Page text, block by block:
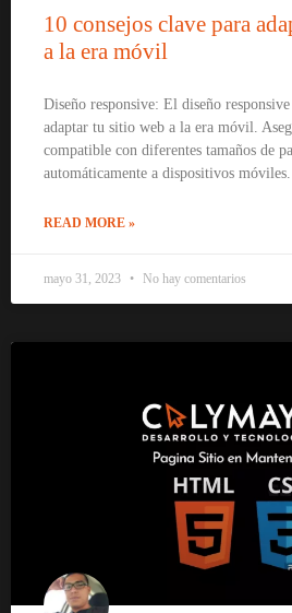
10 consejos clave para
a la era móvil
Diseño responsive: El diseño
adaptar tu sitio web a la era móvil.
compatible con diferentes tamaños de
automáticamente a dispositivos móviles.
READ MORE »
mayo 31, 2023 No hay comentarios